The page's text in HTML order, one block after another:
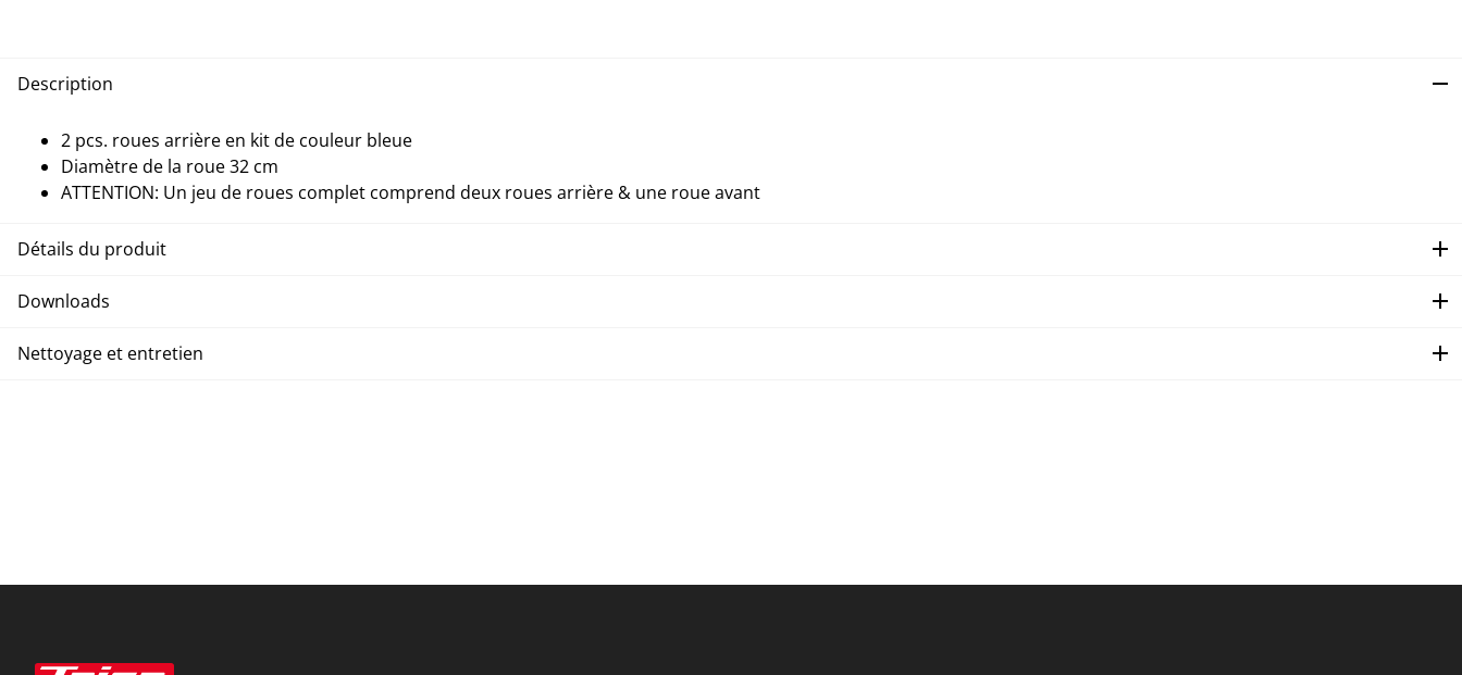
Description
2 pcs. roues arrière en kit de couleur bleue
Diamètre de la roue 32 cm
ATTENTION: Un jeu de roues complet comprend deux roues arrière & une roue avant
Détails du produit
Downloads
Nettoyage et entretien